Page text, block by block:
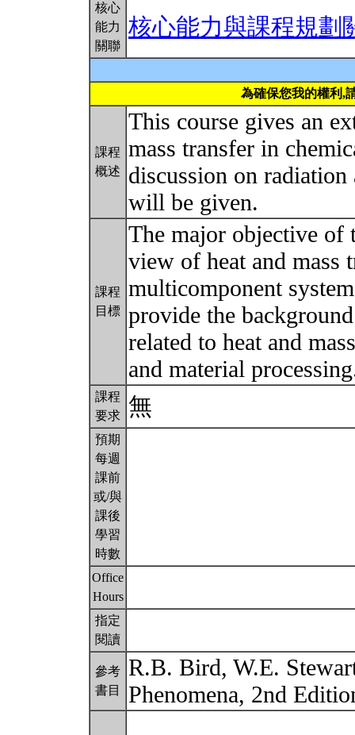
核心
能力
關聯
核心能力與課程規劃
為確保您我的權利,
課程
概述
This course gives an
mass transfer in
discussion on
will be given.
課程
目標
The major objective of
view of heat and mass
multicomponent
provide the
related to heat and
and material
課程
要求
無
預期
每週
課前
或/與
課後
學習
時數
Office
Hours
指定
閱讀
參考
書目
R.B. Bird, W.E.
Phenomena, 2nd